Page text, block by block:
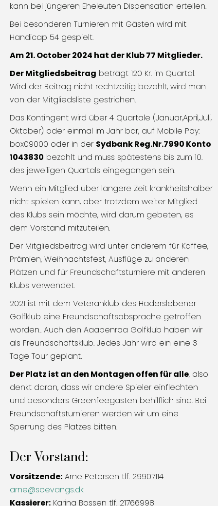
kann bei jüngeren Eheleuten Dispensation erteilen.
Bei besonderen Turnieren mit Gästen wird mit
Handicap 54 gespielt.
Am 21. October 2024 hat der Klub 77 Mitglieder.
Der Mitgliedsbeitrag beträgt 120 Kr. im Quartal.
Wird der Beitrag nicht rechtzeitig bezahlt, wird man
von der Mitgliedsliste gestrichen.
Das Kontingent wird über 4 Quartale (Januar,April,Juli,
Oktober) oder einmal im Jahr bar, auf Mobile Pay:
box09000 oder in der Sydbank Reg.Nr.7990 Konto
1043830 bezahlt und muss spätestens bis zum 10.
des jeweiligen Quartals eingegangen sein.
Wenn ein Mitglied über längere Zeit krankheitshalber
nicht spielen kann, aber trotzdem weiter Mitglied
des Klubs sein möchte, wird darum gebeten, es
dem Vorstand mitzuteilen.
Der Mitgliedsbeitrag wird unter anderem für Kaffee,
Prämien, Weihnachtsfest, Ausflüge zu anderen
Plätzen und für Freundschaftsturniere mit anderen
Klubs verwendet.
2021 ist mit dem Veteranklub des Haderslebener
Golfklub eine Freundschaftsabsprache getroffen
worden.. Auch den Aaabenraa Golfklub haben wir
als Freundschaftsklub. Jedes Jahr wird ein eine 3
Tage Tour geplant.
Der Platz ist an den Montagen offen für alle, also
denkt daran, dass wir andere Spieler einflechten
und besonders Greenfeegästen behilflich sind. Bei
Freundschaftsturnieren werden wir um eine
Sperrung des Platzes bitten.
Der Vorstand:
Vorsitzende: Arne Petersen tlf. 29907114
arne@soevangs.dk
Kassierer: Karina Bossen tlf. 21766998